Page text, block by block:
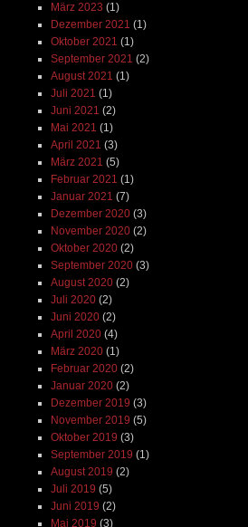
März 2023 (1)
Dezember 2021 (1)
Oktober 2021 (1)
September 2021 (2)
August 2021 (1)
Juli 2021 (1)
Juni 2021 (2)
Mai 2021 (1)
April 2021 (3)
März 2021 (5)
Februar 2021 (1)
Januar 2021 (7)
Dezember 2020(3)
November 2020(2)
Oktober 2020(2)
September 2020(3)
August 2020(2)
Juli 2020(2)
Juni 2020(2)
April 2020(4)
März 2020(1)
Februar 2020(2)
Januar 2020(2)
Dezember 2019 (3)
November 2019 (5)
Oktober 2019 (3)
September 2019 (1)
August 2019 (2)
Juli 2019 (5)
Juni 2019 (2)
Mai 2019 (3)